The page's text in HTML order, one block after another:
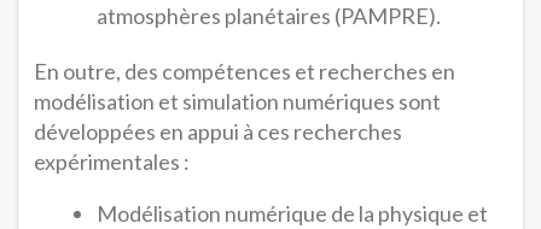
atmosphères planétaires (PAMPRE).
En outre, des compétences et recherches en
modélisation et simulation numériques sont
développées en appui à ces recherches
expérimentales :
Modélisation numérique de la physique et